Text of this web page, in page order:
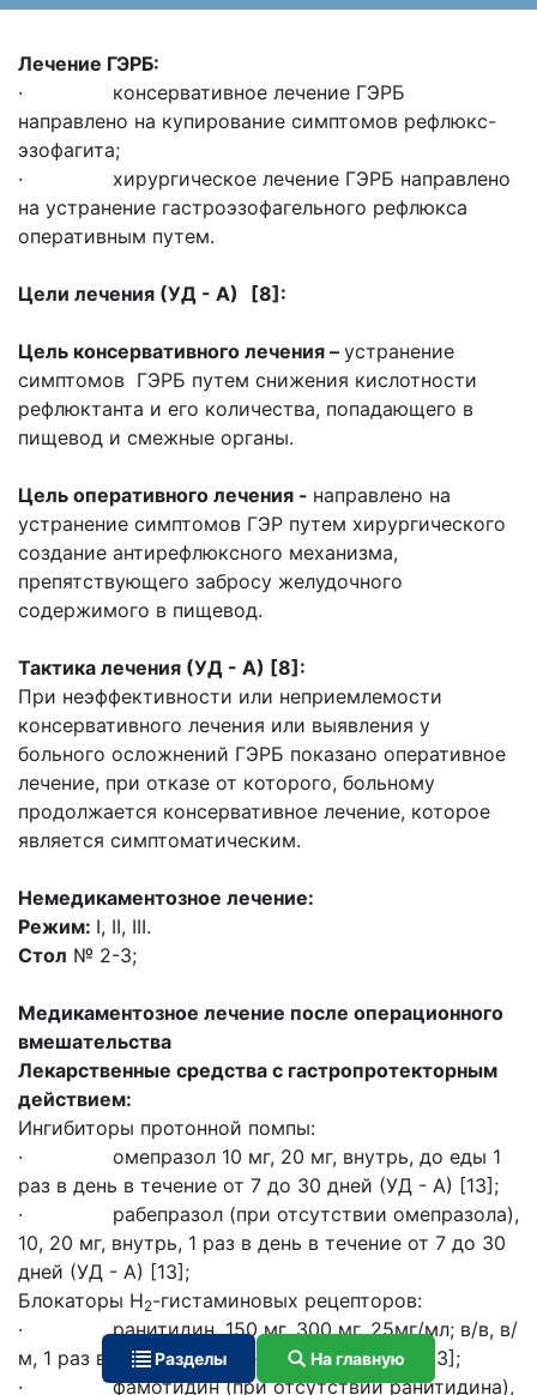
Лечение ГЭРБ:
· консервативное лечение ГЭРБ
направлено на купирование симптомов рефлюкс-
эзофагита;
· хирургическое лечение ГЭРБ направлено
на устранение гастроэзофагельного рефлюкса
оперативным путем.
Цели лечения (УД - А) [8]:
Цель консервативного лечения – устранение
симптомов ГЭРБ путем снижения кислотности
рефлюктанта и его количества, попадающего в
пищевод и смежные органы.
Цель оперативного лечения - направлено на
устранение симптомов ГЭР путем хирургического
создание антирефлюксного механизма,
препятствующего забросу желудочного
содержимого в пищевод.
Тактика лечения (УД - А) [8]:
При неэффективности или неприемлемости
консервативного лечения или выявления у
больного осложнений ГЭРБ показано оперативное
лечение, при отказе от которого, больному
продолжается консервативное лечение, которое
является симптоматическим.
Немедикаментозное лечение:
Режим: I, II, III.
Стол № 2-3;
Медикаментозное лечение после операционного
вмешательства
Лекарственные средства с гастропротекторным
действием:
Ингибиторы протонной помпы:
· омепразол 10 мг, 20 мг, внутрь, до еды 1
раз в день в течение от 7 до 30 дней (УД - А) [13];
· рабепразол (при отсутствии омепразола),
10, 20 мг, внутрь, 1 раз в день в течение от 7 до 30
дней (УД - А) [13];
Блокаторы Н2-гистаминовых рецепторов:
· ранитидин, 150 мг, 300 мг, 25мг/мл; в/в, в/
м, 1 раз в день в течение 10 дней (УД - А) [13];
· фамотидин (при отсутствии ранитидина),
Разделы На главную